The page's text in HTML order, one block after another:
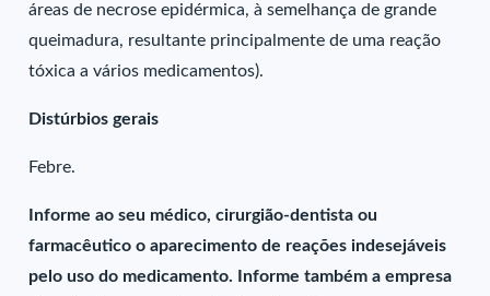
áreas de necrose epidérmica, à semelhança de grande
queimadura, resultante principalmente de uma reação
tóxica a vários medicamentos).
Distúrbios gerais
Febre.
Informe ao seu médico, cirurgião-dentista ou
farmacêutico o aparecimento de reações indesejáveis
pelo uso do medicamento. Informe também a empresa